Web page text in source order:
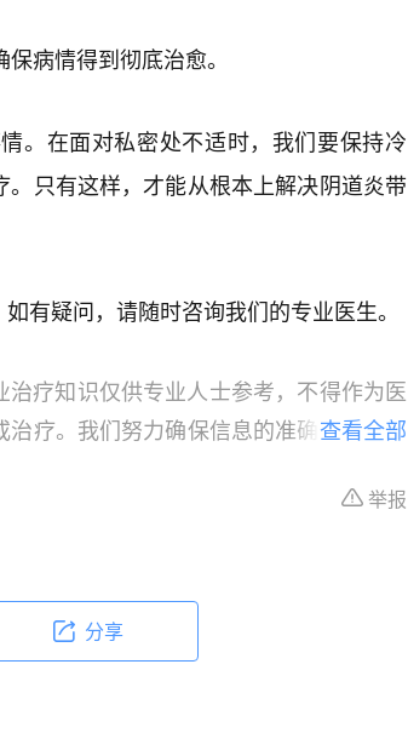
病情得到彻底治愈。
。在面对私密处不适时，我们要保持冷
只有这样，才能从根本上解决阴道炎带
有疑问，请随时咨询我们的专业医生。
疗知识仅供专业人士参考，不得作为医
疗。我们努力确保信息的准确性，但本
内容采取的任何行动，本文作者、出版方
查看全部
举报
分享